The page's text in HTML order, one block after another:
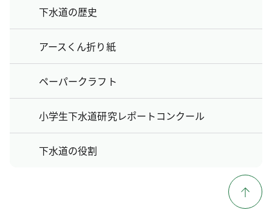
下水道の歴史
アースくん折り紙
ペーパークラフト
小学生下水道研究レポートコンクール
下水道の役割